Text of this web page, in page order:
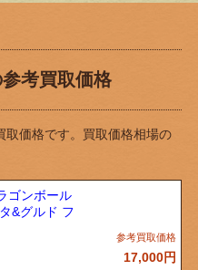
考買取価格
価格です。買取価格相場の
ゴンボール
&グルド フ
17,000円